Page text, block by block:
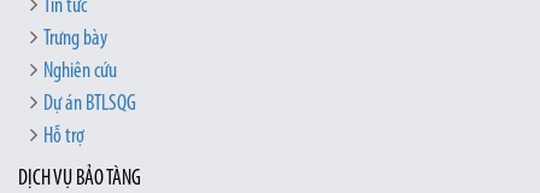
Tin tức
Trưng bày
Nghiên cứu
Dự án BTLSQG
Hỗ trợ
DỊCH VỤ BẢO TÀNG